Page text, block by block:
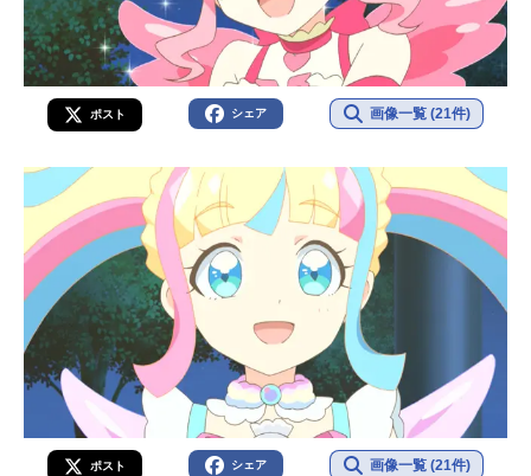
ポスト シェア 画像一覧 (21件)
ポスト シェア 画像一覧 (21件)